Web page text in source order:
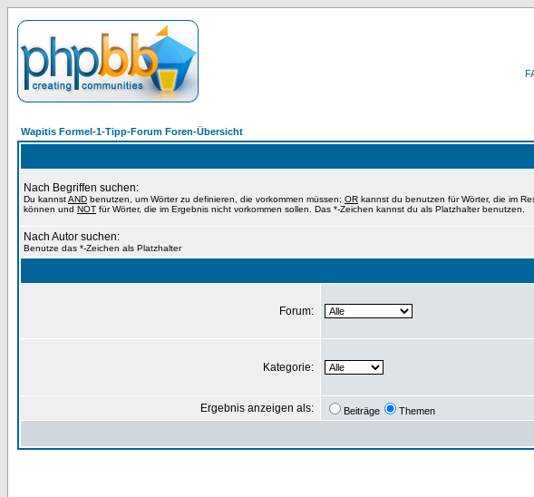
Wapitis Formel-1-Tipp-Forum Foren-Übersicht
Nach Begriffen suchen:
Du kannstAND benutzen, um Wörter zu definieren, die vorkommen müssen; OR kannst du benutzen für Wörter, die im
können und NOT für Wörter, die im Ergebnis nicht vorkommen sollen. Das *-Zeichen kannst du als Platzhalter benutzen.
Nach Autor suchen:
Benutze das *-Zeichen als Platzhalter
Forum:
Kategorie:
Ergebnis anzeigen als: Beiträge Themen